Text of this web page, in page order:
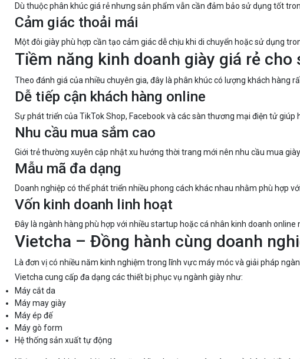
Dù thuộc phân khúc giá rẻ nhưng sản phẩm vẫn cần đảm bảo sử dụng tốt
Cảm giác thoải mái
Một đôi giày phù hợp cần tạo cảm giác dễ chịu khi di chuyển hoặc sử dụng
Tiềm năng kinh doanh giày giá rẻ cho
Theo đánh giá của nhiều chuyên gia, đây là phân khúc có lượng khách hàng
Dễ tiếp cận khách hàng online
Sự phát triển của TikTok Shop, Facebook và các sàn thương mại điện tử giúp
Nhu cầu mua sắm cao
Giới trẻ thường xuyên cập nhật xu hướng thời trang mới nên nhu cầu mua giày
Mẫu mã đa dạng
Doanh nghiệp có thể phát triển nhiều phong cách khác nhau nhằm phù hợp
Vốn kinh doanh linh hoạt
Đây là ngành hàng phù hợp với nhiều startup hoặc cá nhân kinh doanh online
Vietcha – Đồng hành cùng doanh
Là đơn vị có nhiều năm kinh nghiệm trong lĩnh vực máy móc và giải pháp
Vietcha cung cấp đa dạng các thiết bị phục vụ ngành giày như:
Máy cắt da
Máy may giày
Máy ép đế
Máy gò form
Hệ thống sản xuất tự động